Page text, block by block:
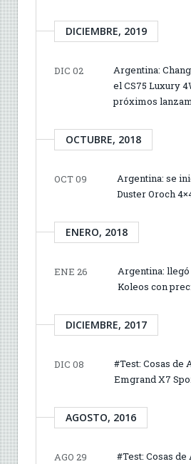
DICIEMBRE, 2019
DIC 02
Argentina:
el CS75 Luxury
próximos
OCTUBRE, 2018
OCT 09
Argentina: se
Duster Oroch
ENERO, 2018
ENE 26
Argentina: llegó
Koleos con
DICIEMBRE, 2017
DIC 08
#Test: Cosas de
Emgrand X7
AGOSTO, 2016
AGO 29
#Test: Cosas